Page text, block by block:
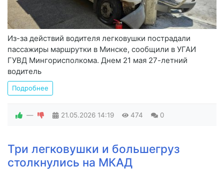
Из-за действий водителя легковушки пострадали
пассажиры маршрутки в Минске, сообщили в УГАИ
ГУВД Мингорисполкома. Днем 21 мая 27-летний
водитель
Подробнее
— 21.05.2026 14:19 474 0
Три легковушки и большегруз
столкнулись на МКАД